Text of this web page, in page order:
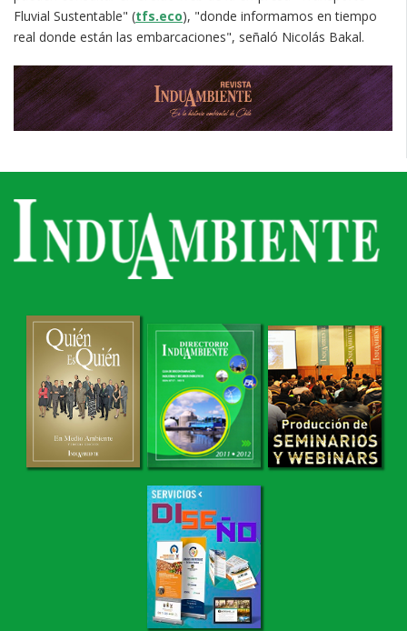
Fluvial Sustentable" (tfs.eco), "donde informamos en tiempo
real donde están las embarcaciones", señaló Nicolás Bakal.